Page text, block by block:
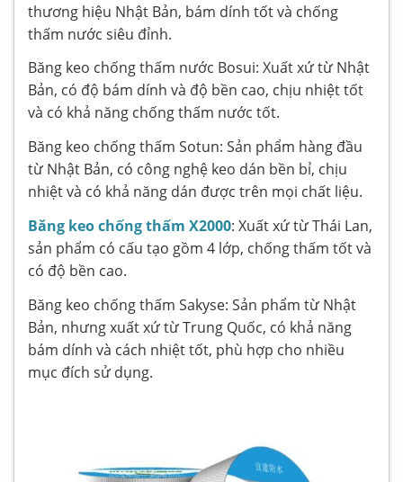
thương hiệu Nhật Bản, bám dính tốt và chống
thấm nước siêu đỉnh.
Băng keo chống thấm nước Bosui: Xuất xứ từ Nhật
Bản, có độ bám dính và độ bền cao, chịu nhiệt tốt
và có khả năng chống thấm nước tốt.
Băng keo chống thấm Sotun: Sản phẩm hàng đầu
từ Nhật Bản, có công nghệ keo dán bền bỉ, chịu
nhiệt và có khả năng dán được trên mọi chất liệu.
Băng keo chống thấm X2000: Xuất xứ từ Thái Lan,
sản phẩm có cấu tạo gồm 4 lớp, chống thấm tốt và
có độ bền cao.
Băng keo chống thấm Sakyse: Sản phẩm từ Nhật
Bản, nhưng xuất xứ từ Trung Quốc, có khả năng
bám dính và cách nhiệt tốt, phù hợp cho nhiều
mục đích sử dụng.